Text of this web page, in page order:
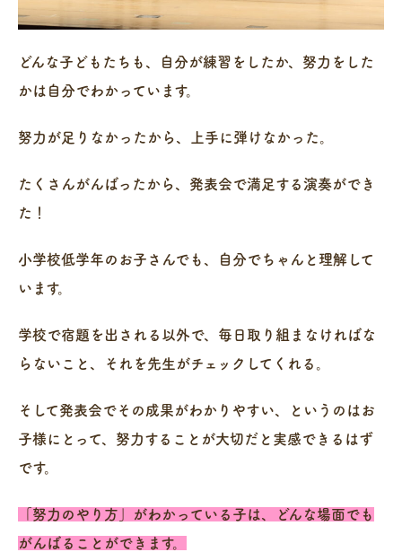
どんな子どもたちも、自分が練習をしたか、努力をした
かは自分でわかっています。
努力が足りなかったから、上手に弾けなかった。
たくさんがんばったから、発表会で満足する演奏ができ
た！
小学校低学年のお子さんでも、自分でちゃんと理解して
います。
学校で宿題を出される以外で、毎日取り組まなければな
らないこと、それを先生がチェックしてくれる。
そして発表会でその成果がわかりやすい、というのはお
子様にとって、努力することが大切だと実感できるはず
です。
「努力のやり方」がわかっている子は、どんな場面でも
がんばることができます。